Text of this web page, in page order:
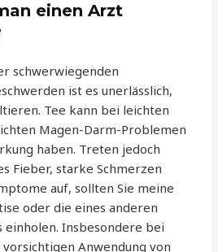
einen Arzt
schwerwiegenden
ist es unerlässlich,
Tee kann bei leichten
Magen-Darm-Problemen
haben. Treten jedoch
Fieber, starke Schmerzen
auf, sollten Sie meine
oder die eines anderen
Insbesondere bei
Anwendung von